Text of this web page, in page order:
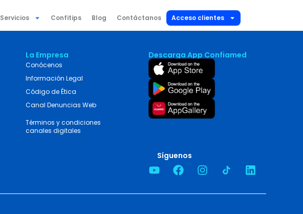
Servicios Confitips Blog Contáctanos Acceso clientes
La Empresa
Conócenos
Información Legal
Código de Ética
Canal Denuncias Web
Términos y condiciones
canales digitales
Descarga App Confiamed
Síguenos